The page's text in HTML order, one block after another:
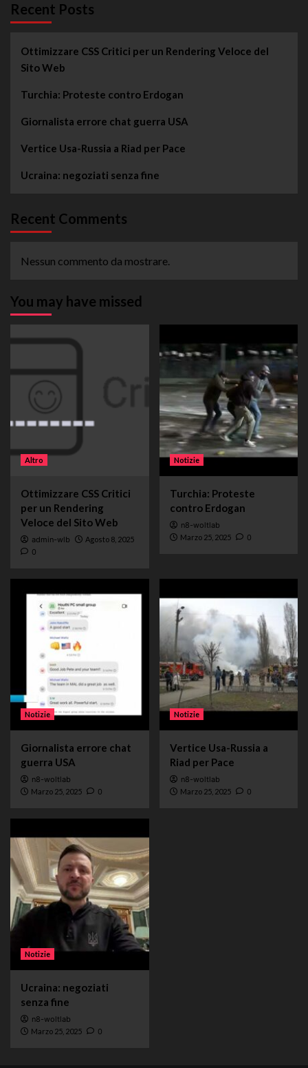
Recent Posts
Ottimizzare CSS Critici per un Rendering Veloce del
Sito Web
Turchia: Proteste contro Erdogan
Giornalista errore chat guerra USA
Vertice Usa-Russia a Riad per Pace
Ucraina: negoziati senza fine
Recent Comments
Nessun commento da mostrare.
You may have missed
Altro
Ottimizzare CSS Critici
per un Rendering
Veloce del Sito Web
admin-wlb Agosto 8, 2025
0
Notizie
Turchia: Proteste
contro Erdogan
n8-woltlab
Marzo 25, 2025 0
Notizie
Giornalista errore chat
guerra USA
n8-woltlab
Marzo 25, 2025 0
Notizie
Vertice Usa-Russia a
Riad per Pace
n8-woltlab
Marzo 25, 2025 0
Notizie
Ucraina: negoziati
senza fine
n8-woltlab
Marzo 25, 2025 0